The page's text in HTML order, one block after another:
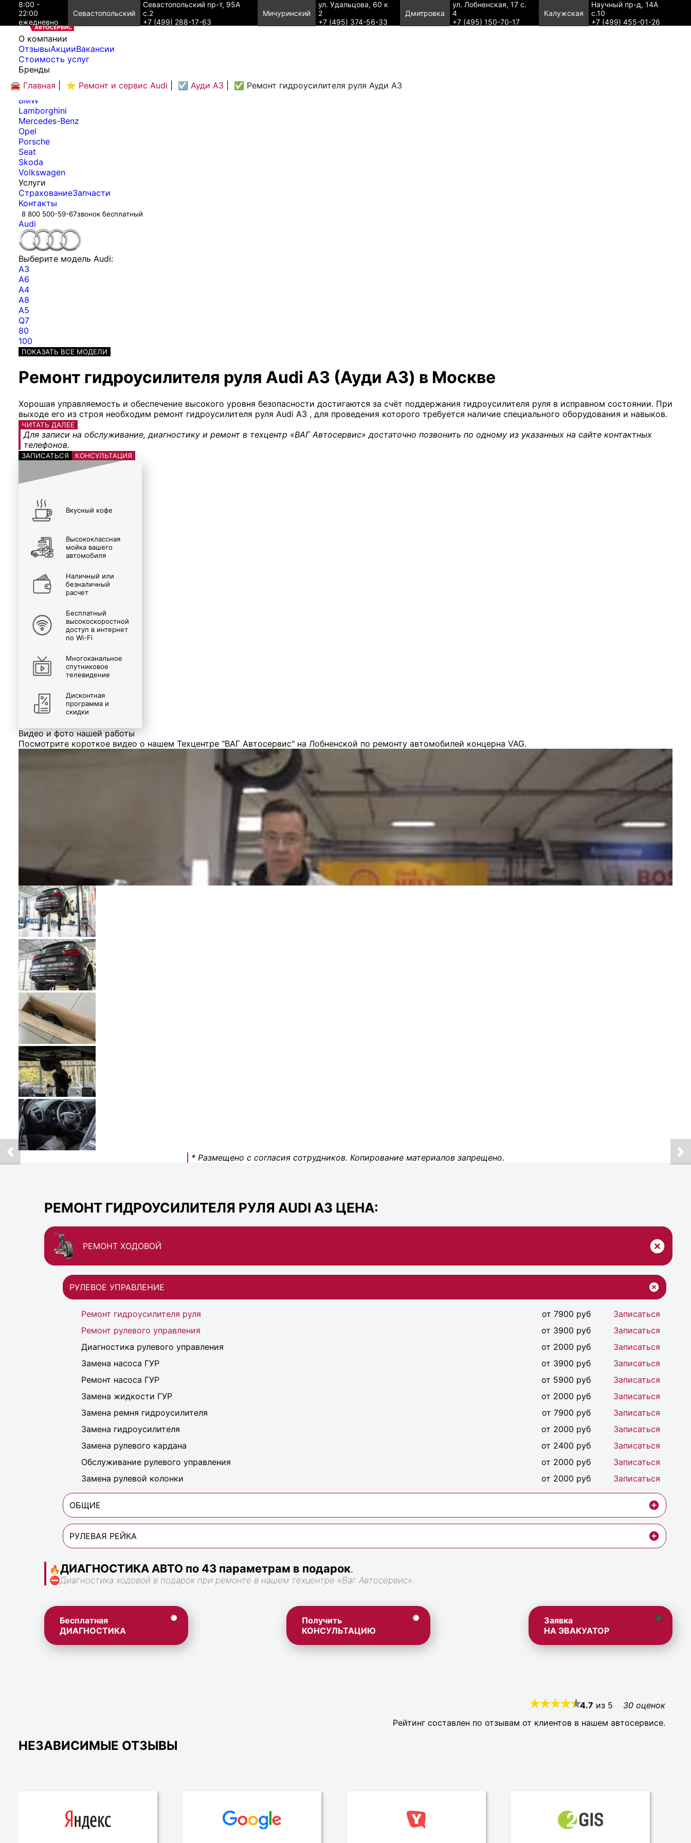
8:00 -
22:00
ежедневно
Севастопольский
Севастопольский пр-т, 95А
с.2
+7 (499) 288-17-63
Мичуринский
ул. Удальцова, 60 к
2
+7 (495) 374-56-33
Дмитровка
ул. Лобненская, 17 с.
4
+7 (495) 150-70-17
Калужская
Научный пр-д, 14А
с.10
+7 (499) 455-01-26
O компании
ОтзывыАкцииВакансии
Cтоимость услуг
Бренды
Audi
Bentley
BMW
Lamborghini
Mercedes-Benz
Opel
Porsche
Seat
Skoda
Volkswagen
Услуги
СтрахованиеЗапчасти
Контакты
8 800 500-59-67звонок бесплатный
🚘 Главная ⭐ Ремонт и сервис Audi ☑️ Ауди А3 ✅ Ремонт гидроусилителя руля Ауди А3
Audi
Выберите модель Audi:
A3
A6
A4
A8
A5
Q7
80
100
ПОКАЗАТЬ ВСЕ МОДЕЛИ
Ремонт гидроусилителя руля Audi A3 (Ауди А3) в Москве
Хорошая управляемость и обеспечение высокого уровня безопасности достигаются за счёт поддержания гидроусилителя руля в исправном состоянии. При
выходе его из строя необходим ремонт гидроусилителя руля Audi A3 , для проведения которого требуется наличие специального оборудования и навыков.
ЧИТАТЬ ДАЛЕЕ
Для записи на обслуживание, диагностику и ремонт в техцентр «ВАГ Автосервис» достаточно позвонить по одному из указанных на сайте контактных
телефонов.
ЗАПИСАТЬСЯ КОНСУЛЬТАЦИЯ
Вкусный кофе
Высококлассная
мойка вашего
автомобиля
Наличный или
безналичный
расчет
Бесплатный
высокоскоростной
доступ в интернет
по Wi-Fi
Многоканальное
спутниковое
телевидение
Дисконтная
программа и
скидки
Видео и фото нашей работы
Посмотрите короткое видео о нашем Техцентре "ВАГ Автосервис" на Лобненской по ремонту автомобилей концерна VAG.
* Размещено с согласия сотрудников. Копирование материалов запрещено.
РЕМОНТ ГИДРОУСИЛИТЕЛЯ РУЛЯ AUDI A3 ЦЕНА:
РЕМОНТ ХОДОВОЙ
РУЛЕВОЕ УПРАВЛЕНИЕ
Ремонт гидроусилителя руля от 7900 руб
Записаться
Ремонт рулевого управления
от 3900 руб
Записаться
Диагностика рулевого управления
от 2000 руб
Записаться
Замена насоса ГУР
от 3900 руб
Записаться
Ремонт насоса ГУР
от 5900 руб
Записаться
Замена жидкости ГУР
от 2000 руб
Записаться
Замена ремня гидроусилителя
от 7900 руб
Записаться
Замена гидроусилителя
от 2000 руб
Записаться
Замена рулевого кардана
от 2400 руб
Записаться
Обслуживание рулевого управления
от 2000 руб
Записаться
Замена рулевой колонки
от 2000 руб Записаться
ОБЩИЕ
РУЛЕВАЯ РЕЙКА
🔥ДИАГНОСТИКА АВТО по 43 параметрам в подарок.
⛔Диагностика ходовой в подарок при ремонте в нашем техцентре «Ваг Автосервис».
Бесплатная
ДИАГНОСТИКА
Получить
КОНСУЛЬТАЦИЮ
Заявка
НА ЭВАКУАТОР
4.7 из 5 30 оценок
Рейтинг составлен по отзывам от клиентов в нашем автосервисе.
НЕЗАВИСИМЫЕ ОТЗЫВЫ